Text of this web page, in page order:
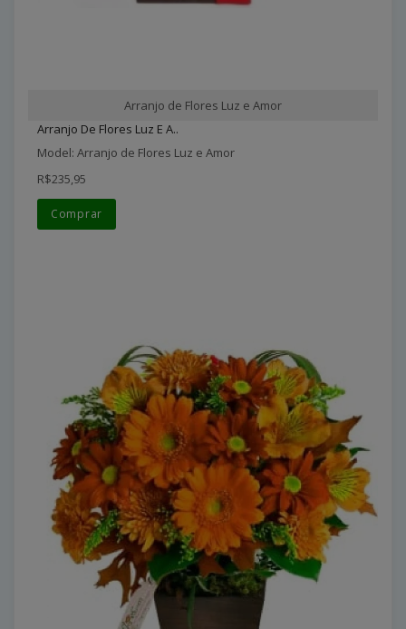
Arranjo de Flores Luz e Amor
Arranjo De Flores Luz E A..
Model: Arranjo de Flores Luz e Amor
R$235,95
Comprar